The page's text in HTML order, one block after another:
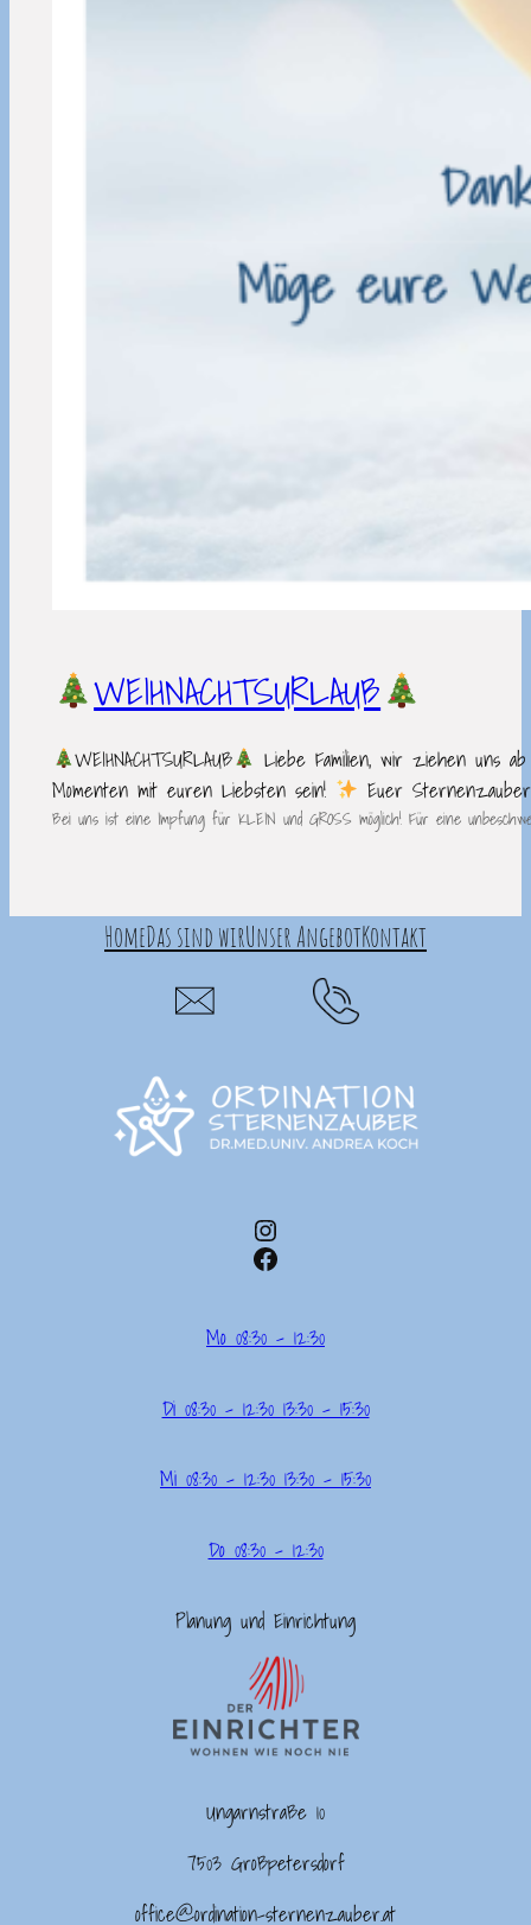
WEIHNACHTSURLAUB
WEIHNACHTSURLAUB
Liebe Familien, wir ziehen uns
Momenten mit euren Liebsten sein!
Euer
Bei uns ist eine Impfung für KLEIN und GROSS möglich! Für eine
HomeDas sind wirUnser AngebotKontakt
Instagram
Facebook
Mo 08:30 – 12:30
Di 08:30 – 12:30 13:30 – 15:30
Mi 08:30 – 12:30 13:30 – 15:30
Do 08:30 – 12:30
Planung und Einrichtung
Ungarnstraße 10
7503 Großpetersdorf
office@ordination-sternenzauber.at